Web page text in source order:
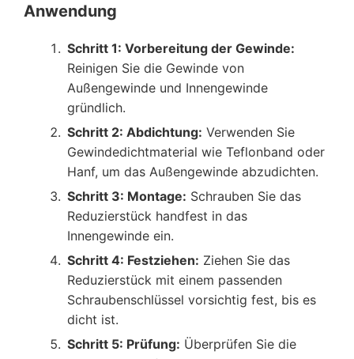
Anwendung
Schritt 1: Vorbereitung der Gewinde:
Reinigen Sie die Gewinde von
Außengewinde und Innengewinde
gründlich.
Schritt 2: Abdichtung: Verwenden Sie
Gewindedichtmaterial wie Teflonband oder
Hanf, um das Außengewinde abzudichten.
Schritt 3: Montage: Schrauben Sie das
Reduzierstück handfest in das
Innengewinde ein.
Schritt 4: Festziehen: Ziehen Sie das
Reduzierstück mit einem passenden
Schraubenschlüssel vorsichtig fest, bis es
dicht ist.
Schritt 5: Prüfung: Überprüfen Sie die